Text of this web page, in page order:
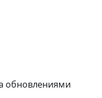
обновлениями